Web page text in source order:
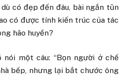
có đẹp đến đâu, bài ngắn tũn
có được tính kiến trúc của tác
hão huyền?
nói một câu: “Bọn người ở chế
bếp, nhưng lại bắt chước ông